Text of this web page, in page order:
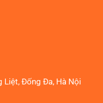
Liệt, Đống Đa, Hà Nội